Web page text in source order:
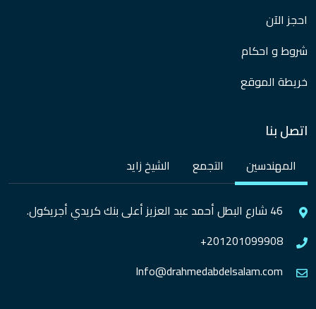
احجز الآن
شروط و احكام
خريطة الموقع
اتصل بنا
المهندسين التجمع الشيخ زايد
46 شارع البطل أحمد عبد العزيز أعلى بنك كريدي أجريكول.
+201201099908
Info@drahmedabdelsalam.com